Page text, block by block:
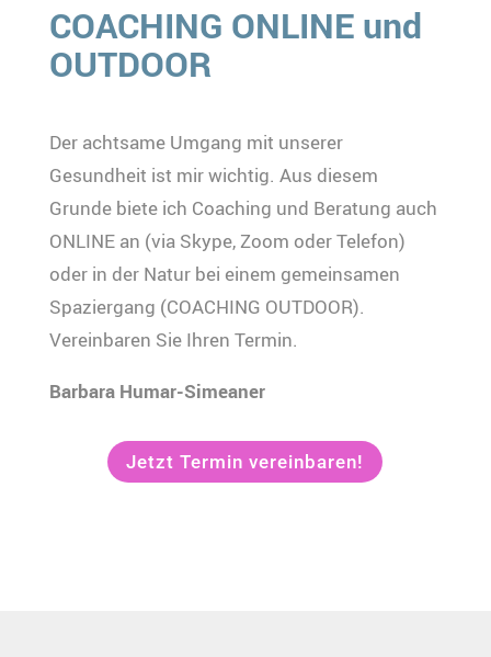
COACHING ONLINE und
OUTDOOR
Der achtsame Umgang mit unserer
Gesundheit ist mir wichtig. Aus diesem
Grunde biete ich Coaching und Beratung auch
ONLINE an (via Skype, Zoom oder Telefon)
oder in der Natur bei einem gemeinsamen
Spaziergang (COACHING OUTDOOR).
Vereinbaren Sie Ihren Termin.
Barbara Humar-Simeaner
Jetzt Termin vereinbaren!